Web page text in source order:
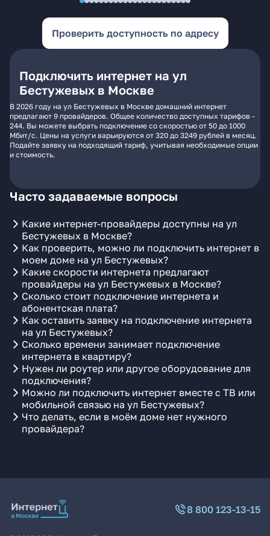
Проверить доступность по адресу
Подключить интернет на ул
Бестужевых в Москве
В 2026 году на ул Бестужевых в Москве домашний интернет
предлагают 9 провайдеров. Общее количество доступных тарифов -
244. Вы можете выбрать подключение со скоростью от 50 до 1000
Мбит/с. Цены на услуги варьируются от 320 до 3249 рублей в месяц.
Подайте заявку на подходящий тариф, учитывая необходимые опции
и стоимость.
Часто задаваемые вопросы
Какие интернет-провайдеры доступны на ул
Бестужевых в Москве?
Как проверить, можно ли подключить интернет в
моем доме на ул Бестужевых?
Какие скорости интернета предлагают
провайдеры на ул Бестужевых в Москве?
Сколько стоит подключение интернета и
абонентская плата?
Как оставить заявку на подключение интернета
на ул Бестужевых?
Сколько времени занимает подключение
интернета в квартиру?
Нужен ли роутер или другое оборудование для
подключения?
Можно ли подключить интернет вместе с ТВ или
мобильной связью на ул Бестужевых?
Что делать, если в моём доме нет нужного
провайдера?
8 800 123-13-15